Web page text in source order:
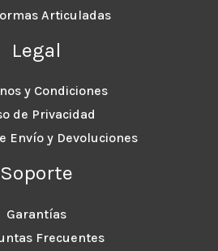
Articuladas
Legal
y Condiciones
de Privacidad
Envío y Devoluciones
Soporte
Garantías
Frecuentes